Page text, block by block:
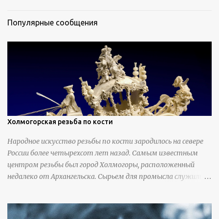
Популярные сообщения
Холмогорская резьба по кости
Народное искусство резьбы по кости зародилось на севере
России более четырехсот лет назад. Самым известным
центром резьбы был город Холмогоры, расположенный
недалеко от Архангельска. Сырьем для промысла служили
облагораживая ее специальной обработкой и тонировкой. В